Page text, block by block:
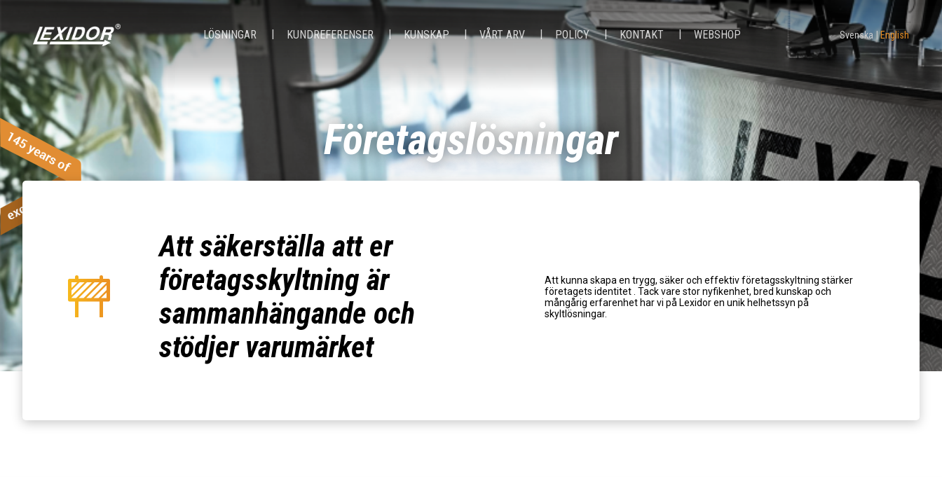
Företagslösningar
Att säkerställa att er
företagsskyltning är
sammanhängande och
stödjer varumärket
Att kunna skapa en trygg, säker och effektiv företagsskyltning stärker
företagets identitet . Tack vare stor nyfikenhet, bred kunskap och
mångårig erfarenhet har vi på Lexidor en unik helhetssyn på
skyltlösningar.
LÖSNINGAR KUNDREFERENSER KUNSKAP VÅRT ARV POLICY KONTAKT WEBSHOP Svenska English